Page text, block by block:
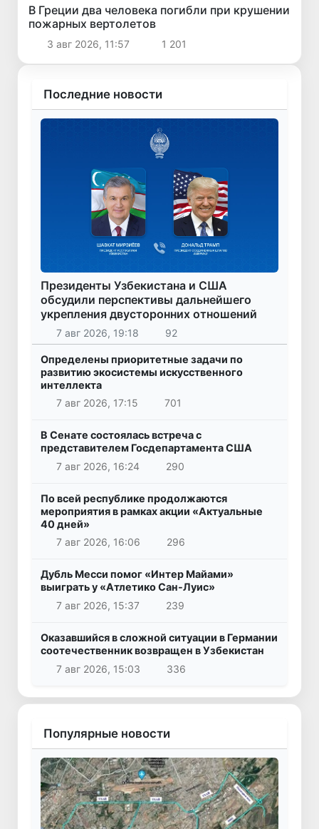
В Греции два человека погибли при крушении
пожарных вертолетов
3 авг 2026, 11:57 1 201
Последние новости
Президенты Узбекистана и США
обсудили перспективы дальнейшего
укрепления двусторонних отношений
7 авг 2026, 19:18 92
Определены приоритетные задачи по
развитию экосистемы искусственного
интеллекта
7 авг 2026, 17:15
701
В Сенате состоялась встреча с
представителем Госдепартамента США
7 авг 2026, 16:24
290
По всей республике продолжаются
мероприятия в рамках акции «Актуальные
40 дней»
7 авг 2026, 16:06
296
Дубль Месси помог «Интер Майами»
выиграть у «Атлетико Сан-Луис»
7 авг 2026, 15:37
239
Оказавшийся в сложной ситуации в Германии
соотечественник возвращен в Узбекистан
7 авг 2026, 15:03
336
Популярные новости